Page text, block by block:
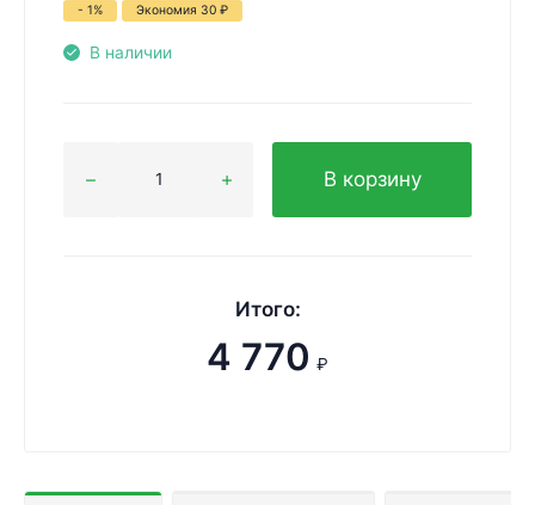
- 1% Экономия 30 ₽
В наличии
В корзину
Итого:
4 770 ₽